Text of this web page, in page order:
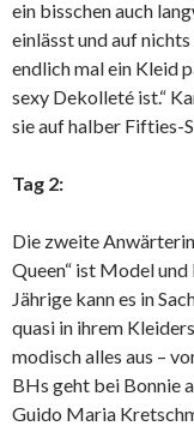
ein bisschen auch
einlässt und auf
endlich mal ein Kleid
sexy Dekolleté ist.“
sie auf halber Fifties-
Tag 2:
Die zweite
Queen“ ist Model
Jährige kann es in
quasi in ihrem
modisch alles aus –
BHs geht bei Bonnie
Guido Maria